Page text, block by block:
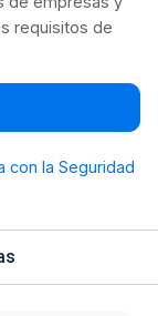
requisitos de
con la Seguridad